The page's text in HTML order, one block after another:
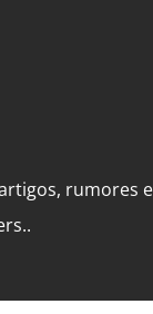
rumores e